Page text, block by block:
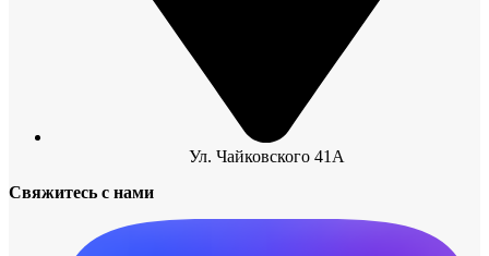
Ул. Чайковского 41А
Свяжитесь с нами